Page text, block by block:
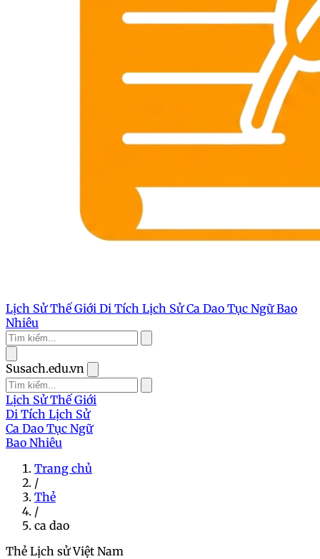
Lịch Sử Thế Giới Di Tích Lịch SửCa Dao Tục NgữBao
Nhiêu
Susach.edu.vn
Lịch Sử Thế Giới
Di Tích Lịch Sử
Ca Dao Tục Ngữ
Bao Nhiêu
Trang chủ
/
Thẻ
/
ca dao
Thẻ Lịch sử Việt Nam